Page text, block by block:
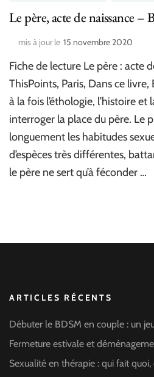
Le père, acte de naissance –
mis à jour le 15 novembre 2020
Fiche de lecture Le père : acte
ThisPoints, Paris, Dans ce
à la fois l’éthologie, l’histoire
interroger la place du père. Le
longuement les habitudes
d’espèces très différentes,
le père ne sert qu’à féconder …
ARTICLES RÉCENTS
Débuter le BDSM en couple : un
Fermeture estivale et
Sexualité en thérapie : qui fait